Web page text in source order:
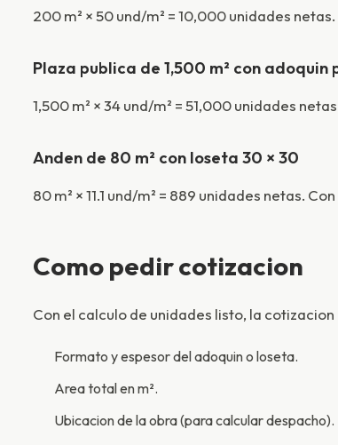
200 m² × 50 und/m² = 10,000 unidades
Plaza publica de 1,500 m² con
1,500 m² × 34 und/m² = 51,000 unidades
Anden de 80 m² con loseta 30 × 30
80 m² × 11.1 und/m² = 889 unidades netas.
Como pedir cotizacion
Con el calculo de unidades listo, la
Formato y espesor del adoquin o loseta.
Area total en m².
Ubicacion de la obra (para calcular despacho).